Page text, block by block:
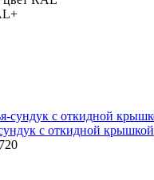
с откидной крышкой
720